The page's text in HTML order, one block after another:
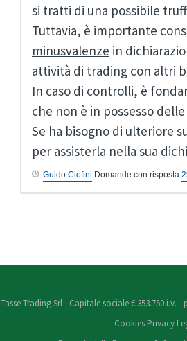
si tratti di una possibile
Tuttavia, è importante
minusvalenze in
attività di trading con altri
In caso di controlli, è
che non è in possesso
Se ha bisogno di ulteriore
per assisterla nella sua
Guido Ciofini Domande con risposta
Tasse Trading Srl - Capitale sociale € 353.750 i.v. -
Cookies Privacy